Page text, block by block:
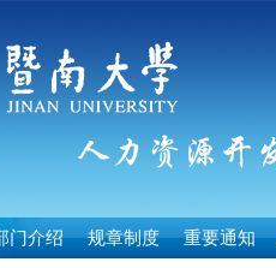
门介绍 规章制度 重要通知